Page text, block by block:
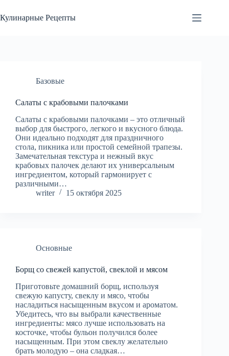
к
сути
Кулинарные Рецепты
Базовые
Салаты с крабовыми палочками
Салаты с крабовыми палочками – это отличный
выбор для быстрого, легкого и вкусного блюда.
Они идеально подходят для праздничного
стола, пикника или простой семейной трапезы.
Замечательная текстура и нежный вкус
крабовых палочек делают их универсальным
ингредиентом, который гармонирует с
различными…
writer
15 октября 2025
Основные
Борщ со свежей капустой, свеклой и мясом
Приготовьте домашний борщ, используя
свежую капусту, свеклу и мясо, чтобы
насладиться насыщенным вкусом и ароматом.
Убедитесь, что вы выбрали качественные
ингредиенты: мясо лучше использовать на
косточке, чтобы бульон получился более
насыщенным. При этом свеклу желательно
брать молодую – она сладкая…